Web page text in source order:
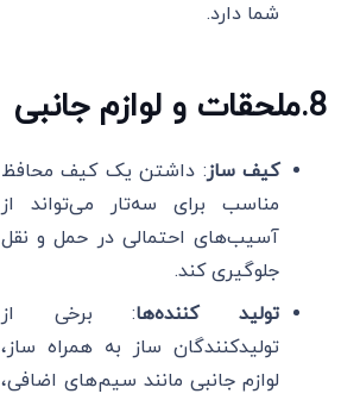
شما دارد.
8
.ملحقات و لوازم جانبی
کیف ساز: داشتن یک کیف محافظ
مناسب برای سه‌تار می‌تواند از
آسیب‌های احتمالی در حمل و نقل
جلوگیری کند.
تولید کننده‌ها: برخی از
تولیدکنندگان ساز به همراه ساز،
لوازم جانبی مانند سیم‌های اضافی،